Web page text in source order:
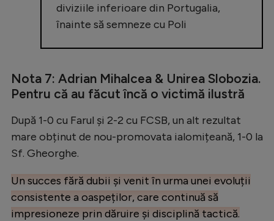
diviziile inferioare din Portugalia,
înainte să semneze cu Poli
Nota 7: Adrian Mihalcea & Unirea Slobozia.
Pentru că au făcut încă o victimă ilustră
După 1-0 cu Farul și 2-2 cu FCSB, un alt rezultat
mare obținut de nou-promovata ialomițeană, 1-0 la
Sf. Gheorghe.
Un succes fără dubii și venit în urma unei evoluții
consistente a oaspeților, care continuă să
impresioneze prin dăruire și disciplină tactică.